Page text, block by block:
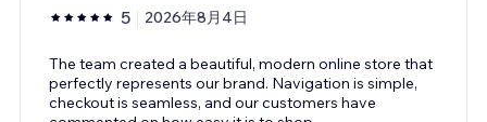
5 2026年8月4日
The team created a beautiful, modern online store that
perfectly represents our brand. Navigation is simple,
checkout is seamless, and our customers have